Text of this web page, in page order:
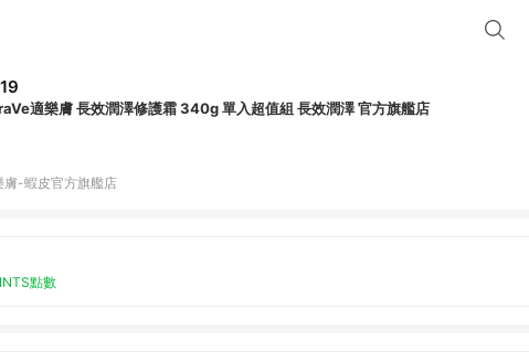
適樂膚 長效潤澤修護霜 340g 單入超值組 長效潤澤 官方旗艦店
膚-蝦皮官方旗艦店
點數